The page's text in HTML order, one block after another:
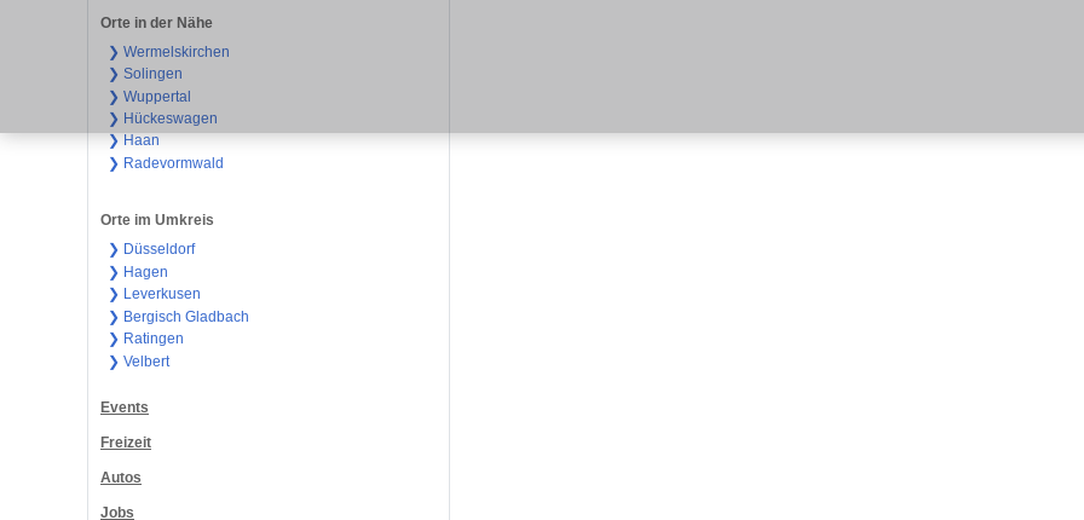
Orte in der Nähe
❯ Wermelskirchen
❯ Solingen
❯ Wuppertal
❯ Hückeswagen
❯ Haan
❯ Radevormwald
Orte im Umkreis
❯ Düsseldorf
❯ Hagen
❯ Leverkusen
❯ Bergisch Gladbach
❯ Ratingen
❯ Velbert
Events
Freizeit
Autos
Jobs